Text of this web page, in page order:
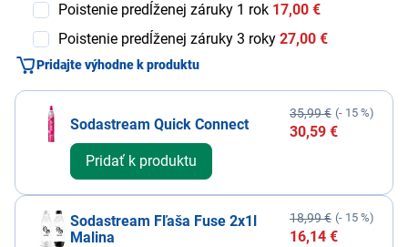
Poistenie predĺženej záruky 1 rok 17,00 €
Poistenie predĺženej záruky 3 roky 27,00 €
Pridajte výhodne k produktu
Sodastream Quick Connect
35,99 € (- 15 %)
30,59 €
Pridať k produktu
Sodastream Fľaša Fuse 2x1l
Malina
18,99 € (- 15 %)
16,14 €